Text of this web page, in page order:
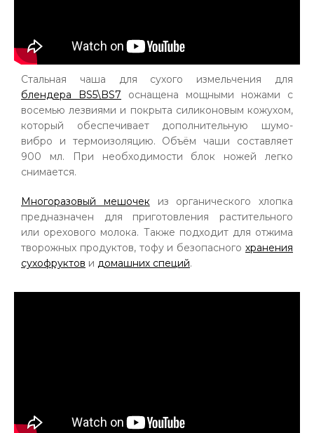
Стальная чаша для сухого измельчения для
блендера BS5\BS7 оснащена мощными ножами с
восемью лезвиями и покрыта силиконовым кожухом,
который обеспечивает дополнительную шумо-
вибро и термоизоляцию. Объём чаши составляет
900 мл. При необходимости блок ножей легко
снимается.
Многоразовый мешочекиз органического хлопка
предназначен для приготовления растительного
или орехового молока. Также подходит для отжима
творожных продуктов, тофу и безопасного хранения
сухофруктов и домашних специй.